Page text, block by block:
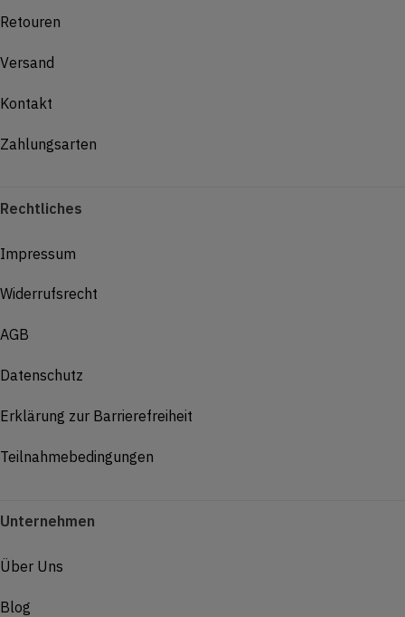
Retouren
Versand
Kontakt
Zahlungsarten
Rechtliches
Impressum
Widerrufsrecht
AGB
Datenschutz
Erklärung zur Barrierefreiheit
Teilnahmebedingungen
Unternehmen
Über Uns
Blog